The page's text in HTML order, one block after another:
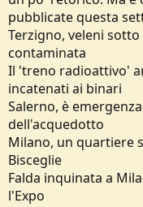
pubblicate questa
Terzigno, veleni
contaminata
Il 'treno radioattivo'
incatenati ai binari
Salerno, è
dell'acquedotto
Milano, un quartiere
Bisceglie
Falda inquinata a
l'Expo